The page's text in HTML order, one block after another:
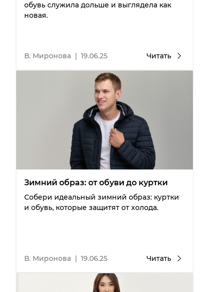
обувь служила дольше и выглядела как
новая.
В. Миронова | 19.06.25 Читать
Зимний образ: от обуви до куртки
Собери идеальный зимний образ: куртки
и обувь, которые защитят от холода.
В. Миронова | 19.06.25 Читать